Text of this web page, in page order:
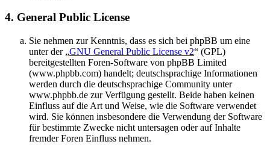
4. General Public License
Sie nehmen zur Kenntnis, dass es sich bei phpBB um eine
unter der „GNU General Public License v2“ (GPL)
bereitgestellten Foren-Software von phpBB Limited
(www.phpbb.com) handelt; deutschsprachige Informationen
werden durch die deutschsprachige Community unter
www.phpbb.de zur Verfügung gestellt. Beide haben keinen
Einfluss auf die Art und Weise, wie die Software verwendet
wird. Sie können insbesondere die Verwendung der Software
für bestimmte Zwecke nicht untersagen oder auf Inhalte
fremder Foren Einfluss nehmen.